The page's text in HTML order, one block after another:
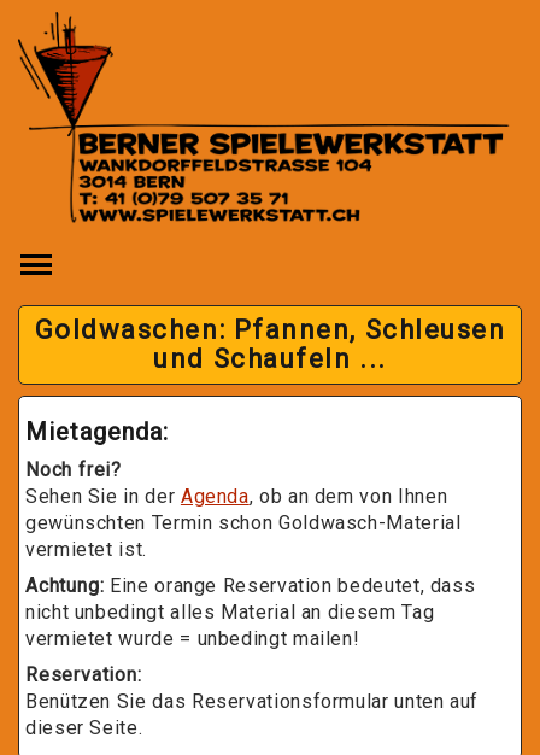
Goldwaschen: Pfannen, Schleusen
und Schaufeln ...
Mietagenda:
Noch frei?
Sehen Sie in der Agenda, ob an dem von Ihnen
gewünschten Termin schon Goldwasch-Material
vermietet ist.
Achtung: Eine orange Reservation bedeutet, dass
nicht unbedingt alles Material an diesem Tag
vermietet wurde = unbedingt mailen!
Reservation:
Benützen Sie das Reservationsformular unten auf
dieser Seite.